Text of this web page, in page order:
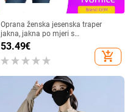
Oprana ženska jesenska traper
jakna, jakna po mjeri s
prekograničnim uzorkom, višebojna
retro traper jakna
53.49€
add_shopping_cart